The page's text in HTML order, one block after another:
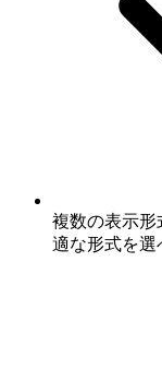
複数の表示
適な形式を選